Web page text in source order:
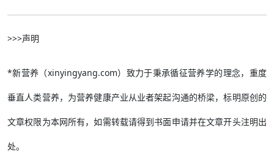
>>>声明
*新营养（xinyingyang.com）致力于秉承循征营养学的理念，重度
垂直人类营养，为营养健康产业从业者架起沟通的桥梁，标明原创的
文章权限为本网所有，如需转载请得到书面申请并在文章开头注明出
处。